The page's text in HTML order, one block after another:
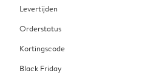
Levertijden
Orderstatus
Kortingscode
Black Friday